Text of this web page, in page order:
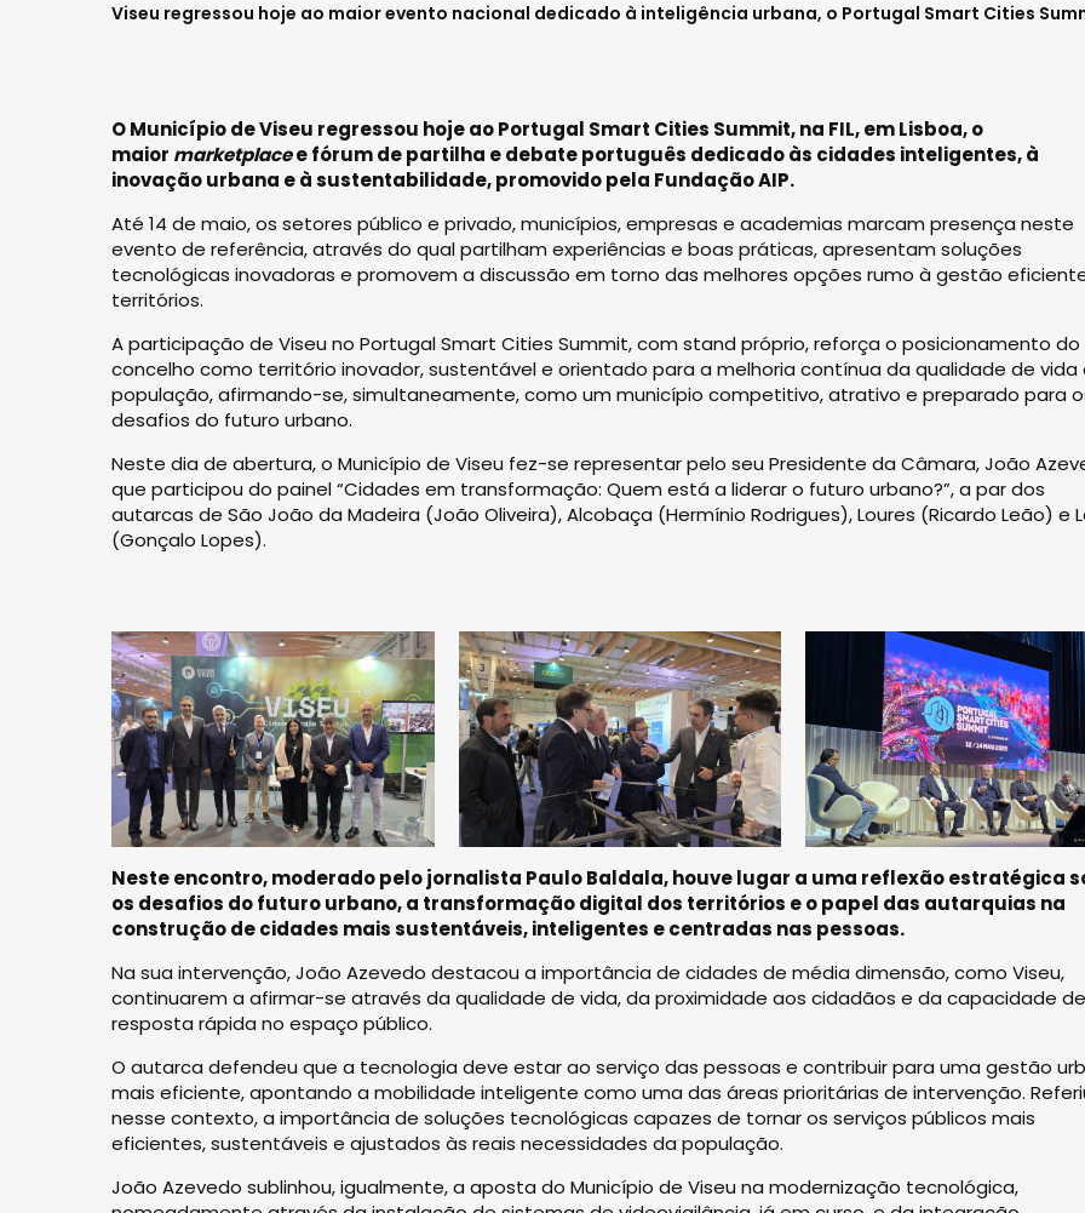
Viseu regressou hoje ao maior evento nacional dedicado à inteligência urbana, o Portugal Smart Cities
O Município de Viseu regressou hoje ao Portugal Smart Cities Summit, na FIL, em Lisboa, o
maior marketplacee fórum de partilha e debate português dedicado às cidades inteligentes, à
inovação urbana e à sustentabilidade, promovido pela Fundação AIP.
Até 14 de maio, os setores público e privado, municípios, empresas e academias marcam presença neste
evento de referência, através do qual partilham experiências e boas práticas, apresentam soluções
tecnológicas inovadoras e promovem a discussão em torno das melhores opções rumo à gestão
territórios.
A participação de Viseu no Portugal Smart Cities Summit, com stand próprio, reforça o posicionamento do
concelho como território inovador, sustentável e orientado para a melhoria contínua da qualidade de vida
população, afirmando-se, simultaneamente, como um município competitivo, atrativo e preparado para
desafios do futuro urbano.
Neste dia de abertura, o Município de Viseu fez-se representar pelo seu Presidente da Câmara, João
que participou do painel “Cidades em transformação: Quem está a liderar o futuro urbano?”, a par dos
autarcas de São João da Madeira (João Oliveira), Alcobaça (Hermínio Rodrigues), Loures (Ricardo Leão) e
(Gonçalo Lopes).
Neste encontro, moderado pelo jornalista Paulo Baldala, houve lugar a uma reflexão estratégica
os desafios do futuro urbano, a transformação digital dos territórios e o papel das autarquias na
construção de cidades mais sustentáveis, inteligentes e centradas nas pessoas.
Na sua intervenção, João Azevedo destacou a importância de cidades de média dimensão, como Viseu,
continuarem a afirmar-se através da qualidade de vida, da proximidade aos cidadãos e da capacidade de
resposta rápida no espaço público.
O autarca defendeu que a tecnologia deve estar ao serviço das pessoas e contribuir para uma gestão
mais eficiente, apontando a mobilidade inteligente como uma das áreas prioritárias de intervenção.
nesse contexto, a importância de soluções tecnológicas capazes de tornar os serviços públicos mais
eficientes, sustentáveis e ajustados às reais necessidades da população.
João Azevedo sublinhou, igualmente, a aposta do Município de Viseu na modernização tecnológica,